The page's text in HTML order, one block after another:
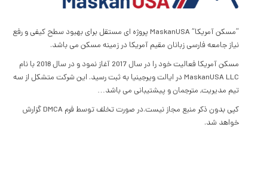
”مسکن آمریکا“ MaskanUSA پروژه ای مستقل برای بهبود سطح کیفی و رفع
نیاز جامعه فارسی زبانان مقیم آمریکا در زمینه مسکن می باشد.
مسکن آمریکا فعالیت خود را در سال 2017 آغاز نمود و در سال 2018 با نام
MaskanUSA LLC در ایالت ویرجینیا به ثبت رسید. این شرکت متشکل از سه
تیم مدیریت, مترجمان و پیشتیبانی می باشد…
کپی بدون ذکر منبع مجاز نیست.در صورت تخلف توسط فرم DMCA گزارش
خواهد شد.